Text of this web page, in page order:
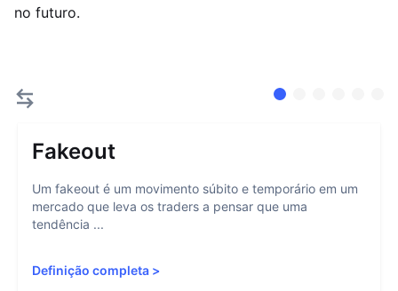
no futuro.
Fakeout
Um fakeout é um movimento súbito e temporário em um
mercado que leva os traders a pensar que uma
tendência ...
Definição completa >